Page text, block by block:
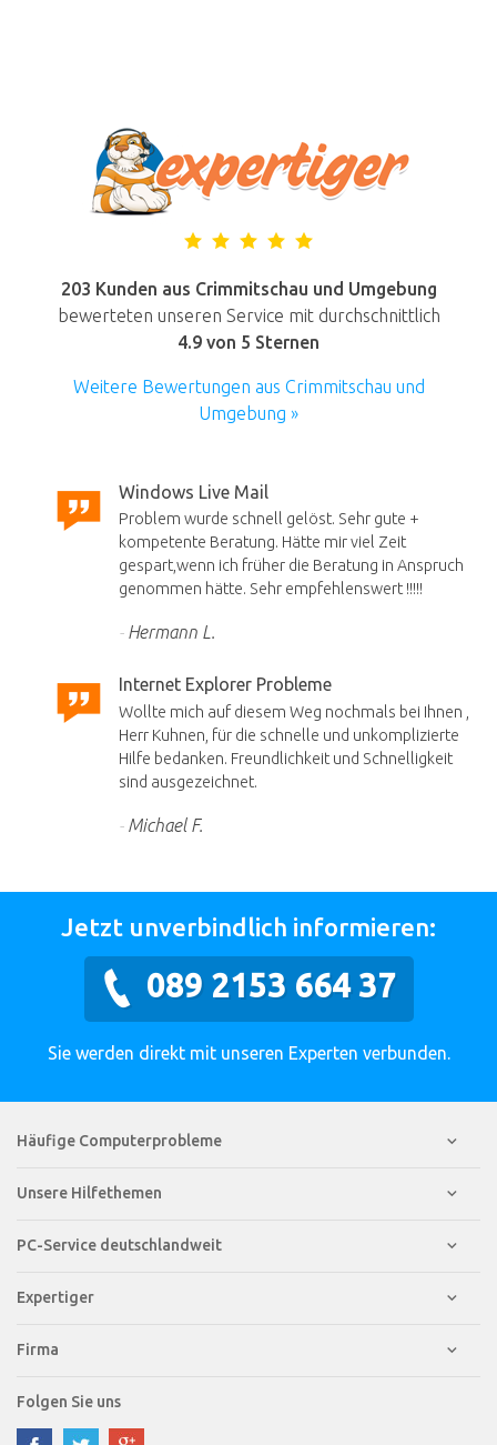
203 Kunden aus Crimmitschau und Umgebung
bewerteten unseren Service mit durchschnittlich
4.9 von 5 Sternen
Weitere Bewertungen aus Crimmitschau und
Umgebung »
Windows Live Mail
Problem wurde schnell gelöst. Sehr gute +
kompetente Beratung. Hätte mir viel Zeit
gespart,wenn ich früher die Beratung in Anspruch
genommen hätte. Sehr empfehlenswert !!!!!
Hermann L.
Internet Explorer Probleme
Wollte mich auf diesem Weg nochmals bei Ihnen ,
Herr Kuhnen, für die schnelle und unkomplizierte
Hilfe bedanken. Freundlichkeit und Schnelligkeit
sind ausgezeichnet.
Michael F.
Jetzt unverbindlich informieren:
089 2153 664 37
Sie werden direkt mit unseren Experten verbunden.
Häufige Computerprobleme
Unsere Hilfethemen
PC-Service deutschlandweit
Expertiger
Firma
Folgen Sie uns